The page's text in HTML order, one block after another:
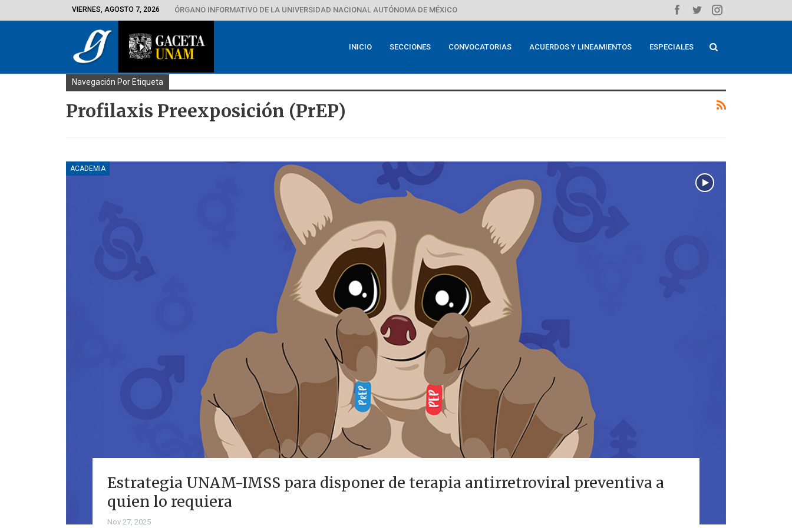
VIERNES, AGOSTO 7, 2026 ÓRGANO INFORMATIVO DE LA UNIVERSIDAD NACIONAL AUTÓNOMA DE MÉXICO
INICIO SECCIONES CONVOCATORIAS ACUERDOS Y LINEAMIENTOS ESPECIALES
Navegación Por Etiqueta
Profilaxis Preexposición (PrEP)
ACADEMIA
Estrategia UNAM-IMSS para disponer de terapia antirretroviral preventiva a
quien lo requiera
Nov 27, 2025